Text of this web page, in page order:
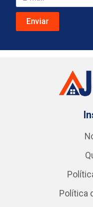
Política